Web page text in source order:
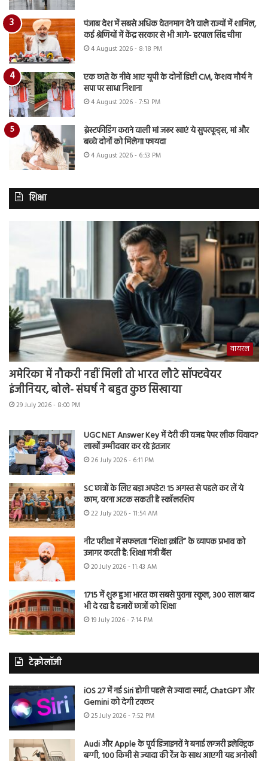
पंजाब देश में सबसे अधिक वेतनमान देने वाले राज्यों में शामिल,
कई श्रेणियों में केंद्र सरकार से भी आगे- हरपाल सिंह चीमा
4 August 2026 - 8:18 PM
एक छाते के नीचे आए यूपी के दोनों डिप्टी CM, केशव मौर्य ने
सपा पर साधा निशाना
4 August 2026 - 7:53 PM
ब्रेस्टफीडिंग कराने वाली मां जरूर खाएं ये सुपरफूड्स, मां और
बच्चे दोनों को मिलेगा फायदा
4 August 2026 - 6:53 PM
शिक्षा
वायरल
अमेरिका में नौकरी नहीं मिली तो भारत लौटे सॉफ्टवेयर
इंजीनियर, बोले- संघर्ष ने बहुत कुछ सिखाया
29 July 2026 - 8:00 PM
UGC NET Answer Key में देरी की वजह पेपर लीक विवाद?
लाखों उम्मीदवार कर रहे इंतजार
26 July 2026 - 6:11 PM
SC छात्रों के लिए बड़ा अपडेट! 15 अगस्त से पहले कर लें ये
काम, वरना अटक सकती है स्कॉलरशिप
22 July 2026 - 11:54 AM
नीट परीक्षा में सफलता “शिक्षा क्रांति” के व्यापक प्रभाव को
उजागर करती है: शिक्षा मंत्री बैंस
20 July 2026 - 11:43 AM
1715 में शुरू हुआ भारत का सबसे पुराना स्कूल, 300 साल बाद
भी दे रहा है हजारों छात्रों को शिक्षा
19 July 2026 - 7:14 PM
टेक्नोलॉजी
iOS 27 में नई Siri होगी पहले से ज्यादा स्मार्ट, ChatGPT और
Gemini को देगी टक्कर
25 July 2026 - 7:52 PM
Audi और Apple के पूर्व डिजाइनरों ने बनाई लग्जरी इलेक्ट्रिक
बग्गी, 100 किमी से ज्यादा की रेंज के साथ आएगी यह अनोखी